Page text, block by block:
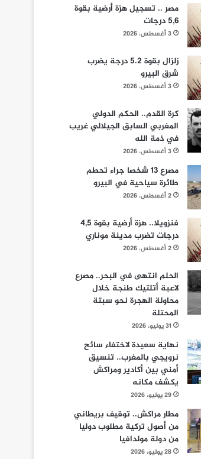
مصر .. تسجيل هزة أرضية بقوة
5,6 درجات
3 أغسطس، 2026
زلزال بقوة 5.2 درجة يضرب
شرق البيرو
3 أغسطس، 2026
كرة القدم.. الحكم الدولي
المغربي السابق الجيلالي غريب
في ذمة الله
3 أغسطس، 2026
مصرع 13 شخصا جراء تحطم
طائرة سياحية في البيرو
2 أغسطس، 2026
فنزويلا.. هزة أرضية بقوة 4,5
درجات تضرب مدينة موناري
2 أغسطس، 2026
الحلم انتهى في البحر.. مصرع
لاعبة أتلتيك طنجة خلال
محاولة الهجرة نحو سبتة
المحتلة
31 يوليو، 2026
نهاية سعيدة لاختفاء سائح
نرويجي بالمغرب.. تنسيق
أمني بين أكادير ومراكش
يكشف مكانه
29 يوليو، 2026
مطار مراكش.. توقيف بريطاني
من أصول تركية مطلوب دوليا
من دولة مولدافيا
28 يوليو، 2026